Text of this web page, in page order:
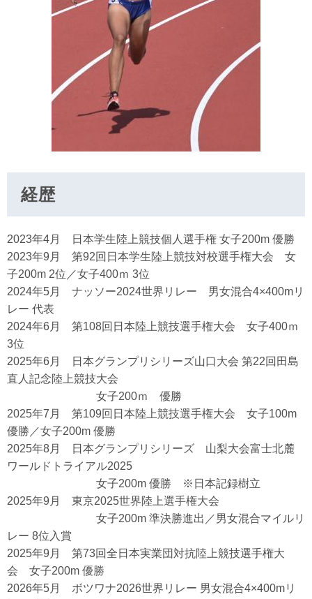
経歴
2023年4月 日本学生陸上競技個人選手権 女子200m 優勝
2023年9月 第92回日本学生陸上競技対校選手権大会 女
子200m 2位／女子400ｍ 3位
2024年5月 ナッソー2024世界リレー 男女混合4×400mリ
レー 代表
2024年6月 第108回日本陸上競技選手権大会 女子400ｍ
3位
2025年6月 日本グランプリシリーズ山口大会 第22回田島
直人記念陸上競技大会
女子200ｍ 優勝
2025年7月 第109回日本陸上競技選手権大会 女子100m
優勝／女子200m 優勝
2025年8月 日本グランプリシリーズ 山梨大会富士北麓
ワールドトライアル2025
女子200m 優勝 ※日本記録樹立
2025年9月 東京2025世界陸上選手権大会
女子200m 準決勝進出／男女混合マイルリ
レー 8位入賞
2025年9月 第73回全日本実業団対抗陸上競技選手権大
会 女子200m 優勝
2026年5月 ボツワナ2026世界リレー 男女混合4×400mリ